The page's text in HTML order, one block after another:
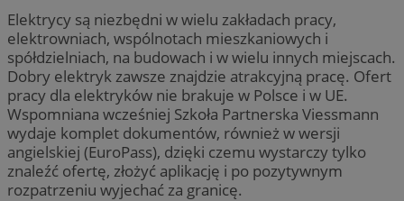
Elektrycy są niezbędni w wielu zakładach pracy,
elektrowniach, wspólnotach mieszkaniowych i
spółdzielniach, na budowach i w wielu innych miejscach.
Dobry elektryk zawsze znajdzie atrakcyjną pracę. Ofert
pracy dla elektryków nie brakuje w Polsce i w UE.
Wspomniana wcześniej Szkoła Partnerska Viessmann
wydaje komplet dokumentów, również w wersji
angielskiej (EuroPass), dzięki czemu wystarczy tylko
znaleźć ofertę, złożyć aplikację i po pozytywnym
rozpatrzeniu wyjechać za granicę.